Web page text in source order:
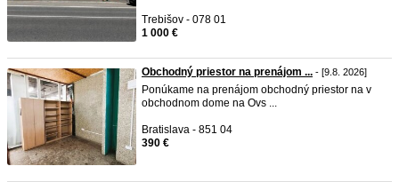
Trebišov - 078 01
1 000 €
Obchodný priestor na prenájom ... - [9.8. 2026]
Ponúkame na prenájom obchodný priestor na v
obchodnom dome na Ovs ...
Bratislava - 851 04
390 €